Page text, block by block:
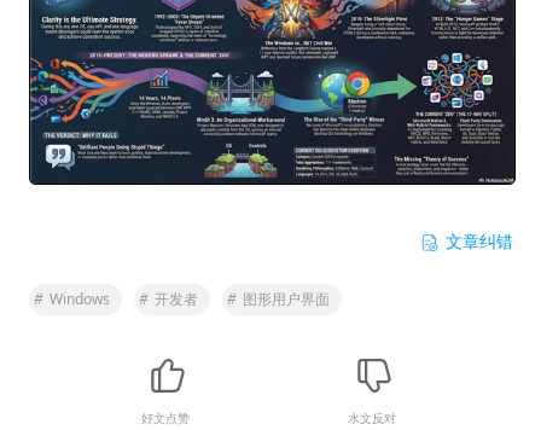
文章纠错
# Windows # 开发者 # 图形用户界面
好文点赞 水文反对